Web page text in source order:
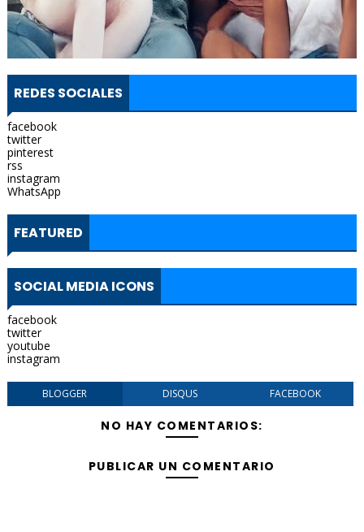
REDES SOCIALES
facebook
twitter
pinterest
rss
instagram
WhatsApp
FEATURED
SOCIAL MEDIA ICONS
facebook
twitter
youtube
instagram
BLOGGER DISQUS FACEBOOK
NO HAY COMENTARIOS:
PUBLICAR UN COMENTARIO